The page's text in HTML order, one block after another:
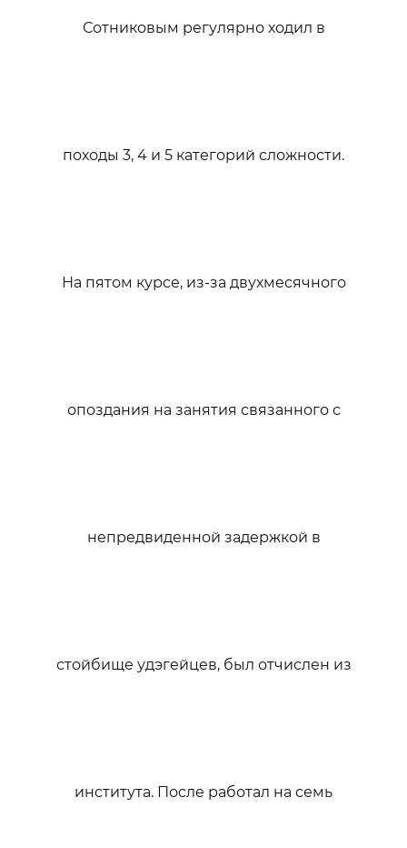
Сотниковым регулярно ходил в
походы 3, 4 и 5 категорий сложности.
На пятом курсе, из-за двухмесячного
опоздания на занятия связанного с
непредвиденной задержкой в
стойбище удэгейцев, был отчислен из
института. После работал на семь